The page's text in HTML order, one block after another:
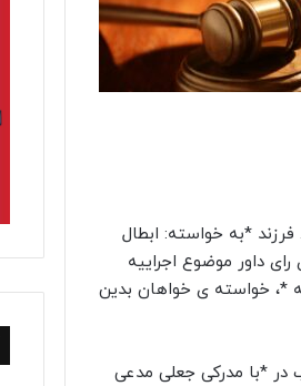
*به خواسته: ابطال
داور موضوع اجراییه
داور ثبت شده به شماره *مورخ ۱۴۰۲/۰۹/۲۹ در پرونده کلاسه *، خواسته ی خواهان بدین
در *با مدرکی جعلی مدعی